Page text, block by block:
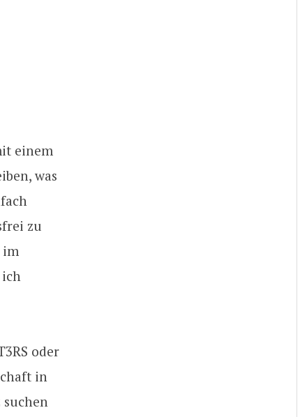
einem
was
zu
im
ich
oder
in
suchen